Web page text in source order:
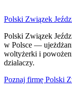
Polski Związek
Polski Związek
w Polsce —
woltyżerki i
dzialaczy.
Poznaj firmę Polski